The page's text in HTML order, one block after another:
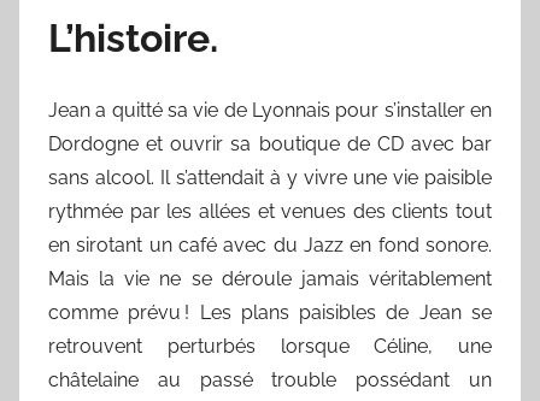
L’histoire.
Jean a quitté sa vie de Lyonnais pour s’installer en
Dordogne et ouvrir sa boutique de CD avec bar
sans alcool. Il s’attendait à y vivre une vie paisible
rythmée par les allées et venues des clients tout
en sirotant un café avec du Jazz en fond sonore.
Mais la vie ne se déroule jamais véritablement
comme prévu ! Les plans paisibles de Jean se
retrouvent perturbés lorsque Céline, une
châtelaine au passé trouble possédant un